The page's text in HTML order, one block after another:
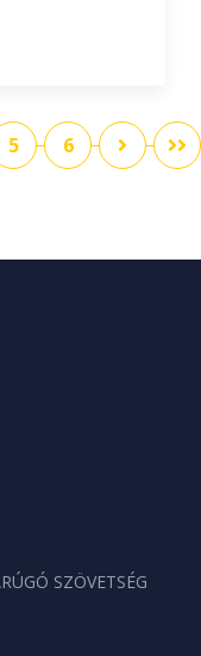
5 6
SZÖVETSÉG